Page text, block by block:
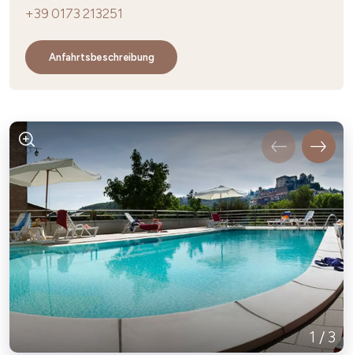
+39 0173 213251
Anfahrtsbeschreibung
1 / 3